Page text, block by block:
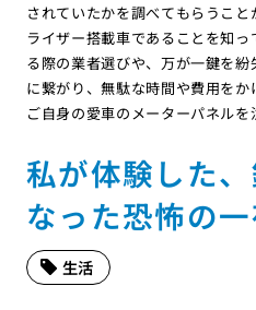
されていたかを調べてもらうこ
ライザー搭載車であることを知
る際の業者選びや、万が一鍵を
に繋がり、無駄な時間や費用をか
ご自身の愛車のメーターパネルを
私が体験した
なった恐怖の
生活